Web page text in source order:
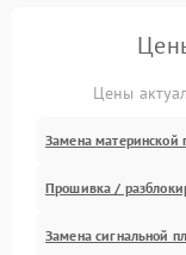
Цены
Замена материнской
Прошивка /
Замена сигнальной